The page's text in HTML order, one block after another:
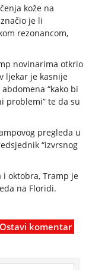
kože na
je li
rezonancom,
novinarima otkrio
ljekar je kasnije
“kako bi
problemi” te da su
pregleda u
“izvrsnog
i oktobra, Tramp je
na Floridi.
Ostavi komentar